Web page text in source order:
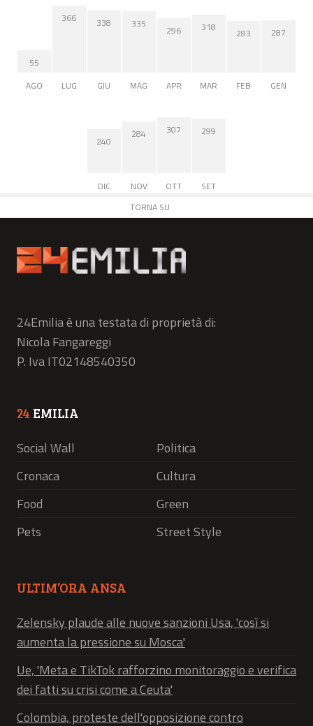
55
AGO
366
LUG
338
GIU
335
MAG
296
APR
318
MAR
283
FEB
287
GEN
240
DIC
284
NOV
307
OTT
299
SET
TORNA SU
24Emilia è una testata di proprietà di:
Nicola Fangareggi
P. Iva IT02148540350
24 EMILIA
Social Wall
Politica
Cronaca
Cultura
Food
Green
Pets
Street Style
ULTIM’ORA ANSA
Zelensky plaude alle nuove sanzioni Usa, 'così si
aumenta la pressione su Mosca'
Ue, 'Meta e TikTok rafforzino monitoraggio e verifica
dei fatti su crisi come a Ceuta'
Colombia, proteste dell'opposizione contro